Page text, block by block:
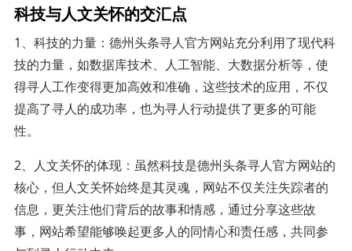
科技与人文关怀的交汇点
1、科技的力量：德州头条寻人官方网站充分利用了现代科
技的力量，如数据库技术、人工智能、大数据分析等，使
得寻人工作变得更加高效和准确，这些技术的应用，不仅
提高了寻人的成功率，也为寻人行动提供了更多的可能
性。
2、人文关怀的体现：虽然科技是德州头条寻人官方网站的
核心，但人文关怀始终是其灵魂，网站不仅关注失踪者的
信息，更关注他们背后的故事和情感，通过分享这些故
事，网站希望能够唤起更多人的同情心和责任感，共同参